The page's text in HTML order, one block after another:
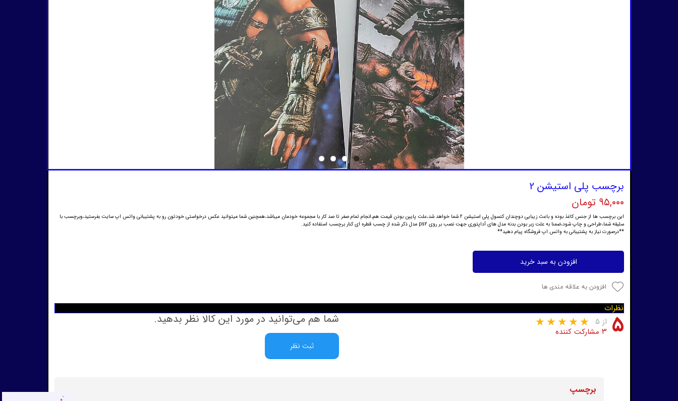
برچسب پلی استیشن 2
۹۵,۰۰۰ تومان
این برچسب ها از جنس کاغذ بوده و باعث زیبایی دوچندان کنسول پلی استیشن 2 شما خواهد شد،علت پایین بودن قیمت هم،انجام تمام صفر تا صد کار با مجموعه خودمان میباشد،همچنین شما میتوانید عکس درخواستی خودتون رو به پشتیبانی واتس اپ سایت بفرستید،وبرچسب با
سلیقه شما،طراحی و چاپ شود،ضمنا به علت زبر بودن بدنه مدل های آداپتوری جهت نصب بر روی ps2 مدل ذکر شده از چسب قطره ای کنار برچسب استفاده کنید.
**درصورت نیاز به پشتیبانی به واتس اپ فروشگاه پیام دهید**
افزودن به سبد خرید
افزودن به علاقه مندی ها
نظرات
۵ از ۵
۳ مشارکت کننده
شما هم می‌توانید در مورد این کالا نظر بدهید.
ثبت نظر
برچسپ